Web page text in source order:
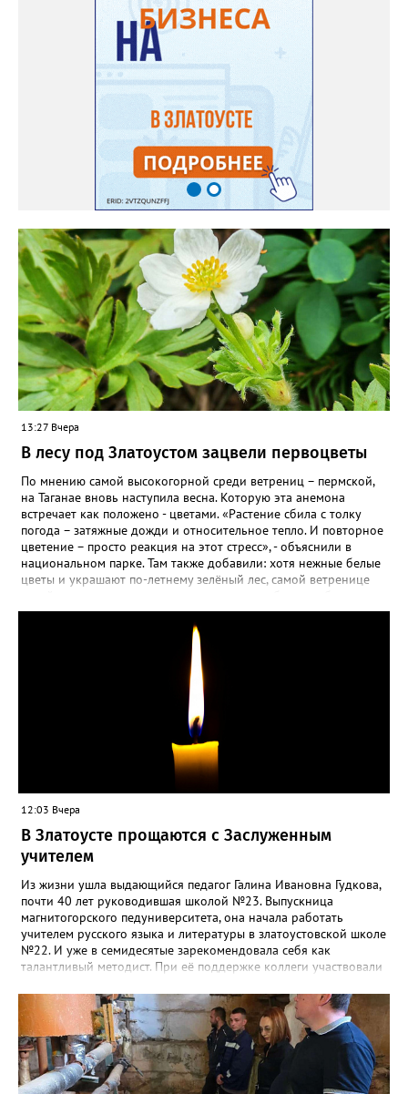
взошли даже без стратификации. После покупки (по весне)
садовод советует сразу убрать семена в холодильник на два
месяца, а место посадки - мульчировать мелкой корой. Семена
самосевом в ней отлично прорастают. Если иногда срезать
сухие цветы и стряхивать семена вокруг куртины, лаванда
весной прорастет сама. Ещё один секрет – этот символ
Прованса не любит «вкусную» почву. Добавляйте в посадочную
яму гравий и песок – требуется хороший дренаж. В первый год
Екатерина рекомендует цветы убирать, чтобы силы куста
пошли на наращивание корневой системы. А со второго года
пусть лаванда цветёт во всю силу! Фото: Екатерина Бойко,
специально для «Златоуст.инфо». Обсуждение новости здесь
ВКОНТАКТЕ https://vk.com/newszlatoust74
13:27 Вчера
В лесу под Златоустом зацвели первоцветы
По мнению самой высокогорной среди ветрениц – пермской,
на Таганае вновь наступила весна. Которую эта анемона
встречает как положено - цветами. «Растение сбила с толку
погода – затяжные дожди и относительное тепло. И повторное
цветение – просто реакция на этот стресс», - объяснили в
национальном парке. Там также добавили: хотя нежные белые
цветы и украшают по-летнему зелёный лес, самой ветренице
силы перед долгой зимовкой.
12:03 Вчера
В Златоусте прощаются с Заслуженным
учителем
Из жизни ушла выдающийся педагог Галина Ивановна Гудкова,
почти 40 лет руководившая школой №23. Выпускница
магнитогорского педуниверситета, она начала работать
учителем русского языка и литературы в златоустовской школе
№22. И уже в семидесятые зарекомендовала себя как
талантливый методист. При её поддержке коллеги участвовали
«Благодаря её мудрому руководству в школе сформировался
сильный педагогический коллектив, объединённый общими
ценностями и любовью к своему делу. Для многих Галина
Ивановна навсегда останется не только талантливым
руководителем, но и настоящим Учителем с большой буквы», -
говорится в сообществе школы №23 во ВКонтакте. Свои